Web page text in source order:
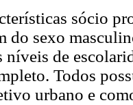
sócio
do sexo
níveis de
Todos
urbano e